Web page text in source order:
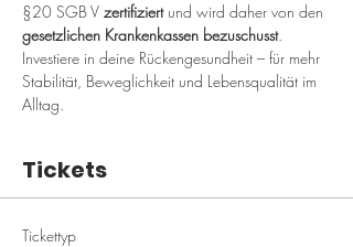
§20 SGB V zertifiziert und wird daher von den
gesetzlichen Krankenkassen bezuschusst.
Investiere in deine Rückengesundheit – für mehr
Stabilität, Beweglichkeit und Lebensqualität im
Alltag.
Tickets
Tickettyp